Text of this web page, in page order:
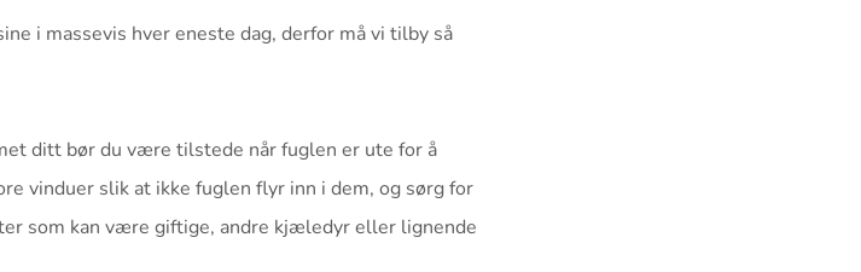
i massevis hver eneste dag, derfor må vi tilby så
ditt bør du være tilstede når fuglen er ute for å
vinduer slik at ikke fuglen flyr inn i dem, og sørg for
som kan være giftige, andre kjæledyr eller lignende